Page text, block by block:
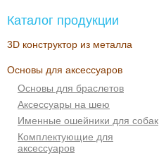
Каталог продукции
3D конструктор из металла
Основы для аксессуаров
Основы для браслетов
Аксессуары на шею
Именные ошейники для собак
Комплектующие для
аксессуаров